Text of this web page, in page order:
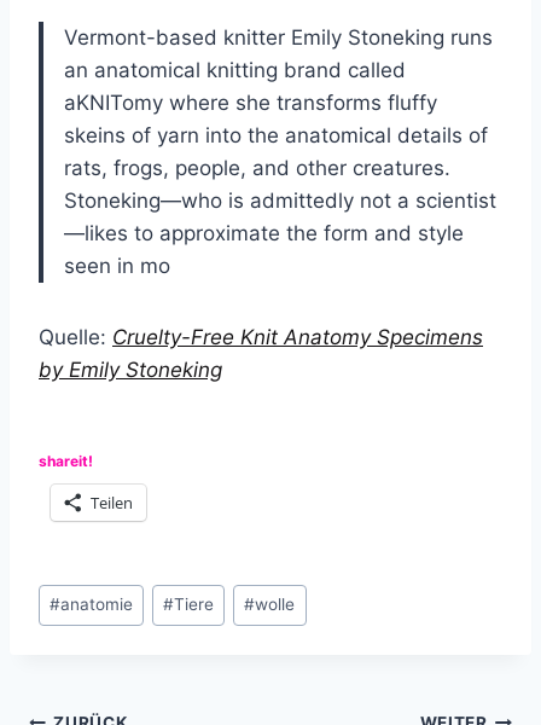
Vermont-based knitter Emily Stoneking runs
an anatomical knitting brand called
aKNITomy where she transforms fluffy
skeins of yarn into the anatomical details of
rats, frogs, people, and other creatures.
Stoneking—who is admittedly not a scientist
—likes to approximate the form and style
seen in mo
Quelle: Cruelty-Free Knit Anatomy Specimens
by Emily Stoneking
shareit!
Teilen
Schlagworte:
#anatomie #Tiere #wolle